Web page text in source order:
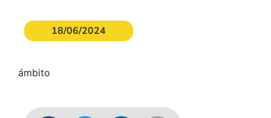
18/06/2024
ámbito